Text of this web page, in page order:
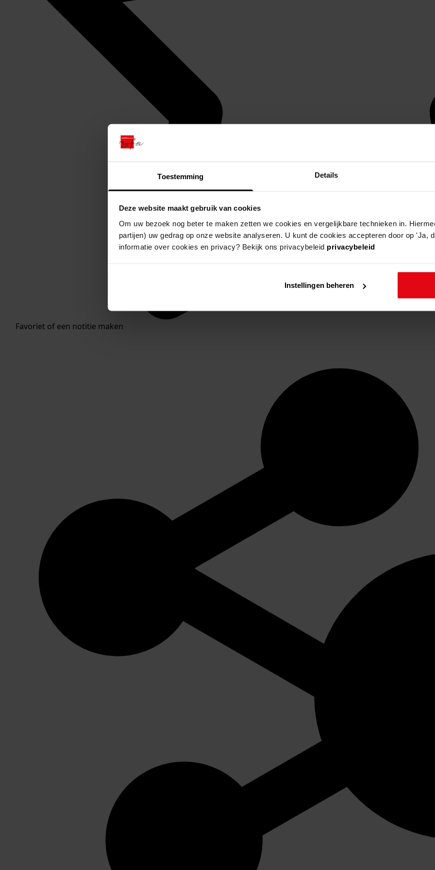
Toestemming Details
Deze website maakt gebruik van cookies
Om uw bezoek nog beter te maken zetten we cookies en vergelijkbare technieken in.
partijen) uw gedrag op onze website analyseren. U kunt de cookies accepteren door op 'Ja,
informatie over cookies en privacy? Bekijk ons privacybeleid privacybeleid
Instellingen beheren
Favoriet of een notitie maken